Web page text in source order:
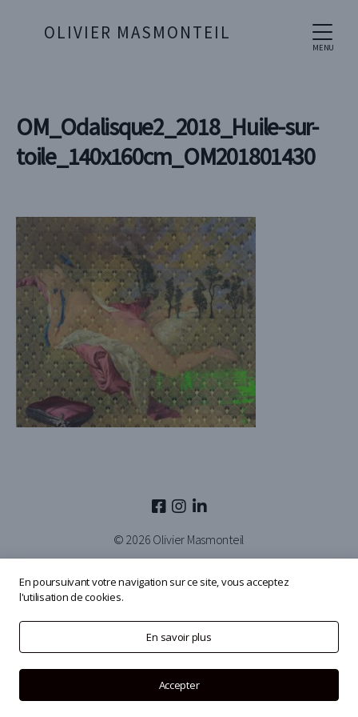
MENU
OLIVIER MASMONTEIL
OM_Odalisque2_2018_Huile-sur-
toile_140x160cm_OM201801430
© 2026 Olivier Masmonteil
En poursuivant votre navigation sur ce site, vous acceptez
l'utilisation de cookies.
En savoir plus
Accepter